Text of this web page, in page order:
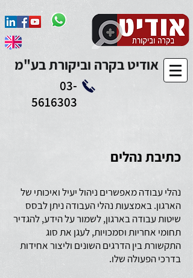
Add to Calendar
אודיט בקרה וביקורת בע"מ
03-
5616303
נהלי עבודה מאפשרים ניהול יעיל ואיכותי של
הארגון. באמצעות נהלי העבודה ניתן לבסס
שיטות עבודה בארגון, לשמור על הידע, להגדיר
תחומי אחריות וסמכויות, לעגן את סוג
התקשורת בין הדרגים השונים וליצור אחידות
בדרכי הפעולה שלו.
כתיבת נהלים